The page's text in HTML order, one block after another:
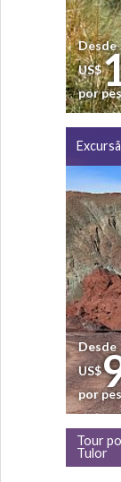
Desde
US$
por
Desde
US$
por
Tour
Tulor